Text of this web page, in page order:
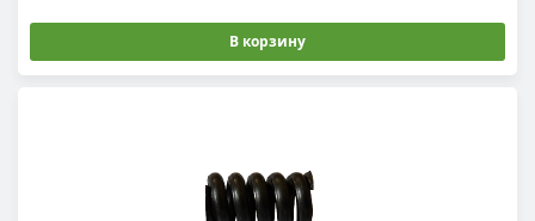
В корзину